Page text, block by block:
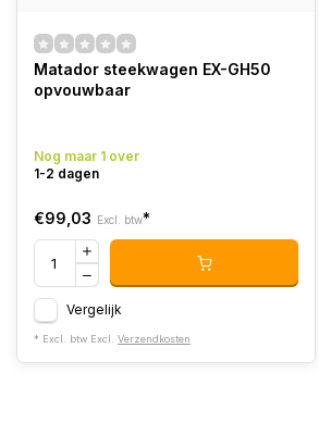
Matador steekwagen EX-GH50
opvouwbaar
Nog maar 1 over
1-2 dagen
€99,03 Excl. btw*
Vergelijk
* Excl. btw Excl. Verzendkosten